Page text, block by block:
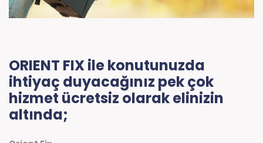
ORIENT FIX ile konutunuzda
ihtiyaç duyacağınız pek çok
hizmet ücretsiz olarak elinizin
altında;